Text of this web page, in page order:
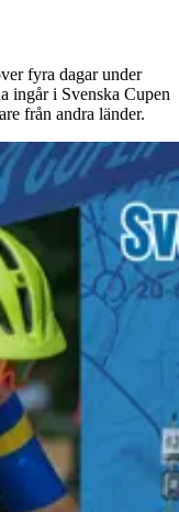
fyra dagar under
ingår i Svenska Cupen
från andra länder.